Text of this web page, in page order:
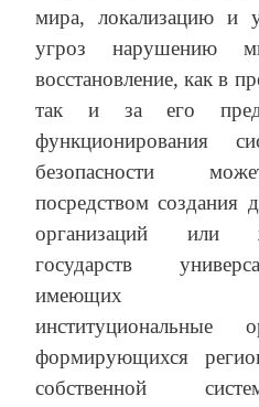
мира, локализацию и
угроз нарушению
восстановление, как в
так и за его
функционирования
безопасности
посредством создания
организаций или
государств
имеющих
формирующихся
собственной